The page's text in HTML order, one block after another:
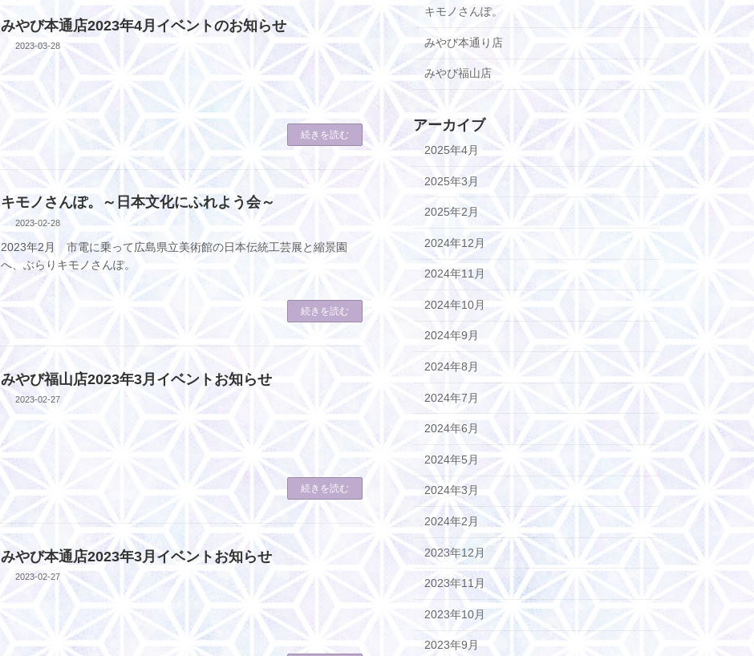
みやび本通店2023年4月イベントのお知らせ
2023-03-28
続きを読む
キモノさんぽ。～日本文化にふれよう会～
2023-02-28
2023年2月 市電に乗って広島県立美術館の日本伝統工芸展と縮景園
へ、ぶらりキモノさんぽ。
続きを読む
みやび福山店2023年3月イベントお知らせ
2023-02-27
続きを読む
みやび本通店2023年3月イベントお知らせ
2023-02-27
キモノさんぽ。
みやび本通り店
みやび福山店
アーカイブ
2025年4月
2025年3月
2025年2月
2024年12月
2024年11月
2024年10月
2024年9月
2024年8月
2024年7月
2024年6月
2024年5月
2024年3月
2024年2月
2023年12月
2023年11月
2023年10月
2023年9月